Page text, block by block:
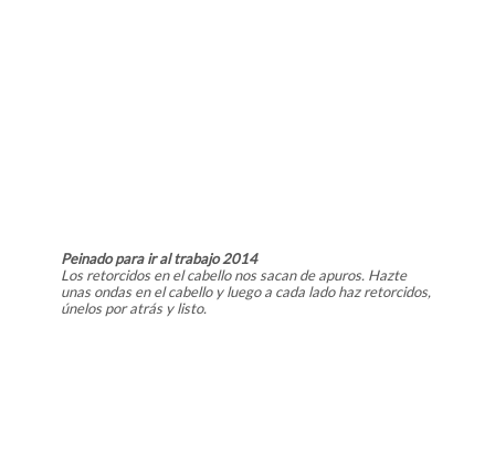
Peinado para ir al trabajo 2014
Los retorcidos en el cabello nos sacan de apuros. Hazte
unas ondas en el cabello y luego a cada lado haz retorcidos,
únelos por atrás y listo.